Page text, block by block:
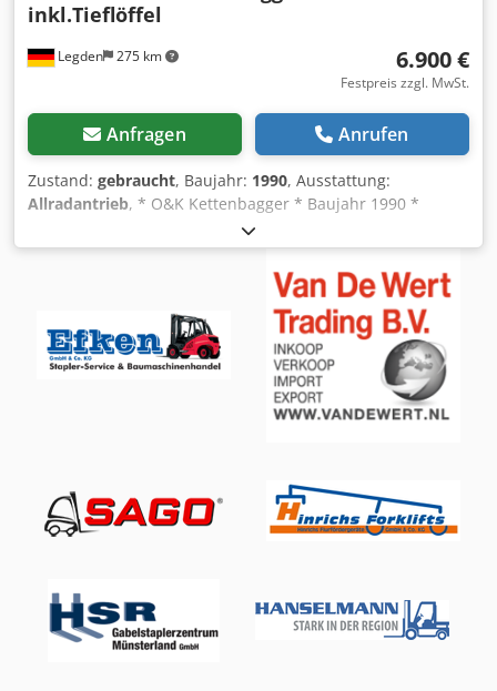
Legden 275 km
inkl.Tieflöffel
6.900 €
Festpreis zzgl. MwSt.
Anfragen Anrufen
Zustand: gebraucht, Baujahr: 1990, Ausstattung:
Allradantrieb, * O&K Kettenbagger * Baujahr 1990 *
Scheibe Defekt * Reparatur Bedürftig *
Arbeitsscheinwerfer * Tieflöffel Crsdpfx Abowpptlj Tef ----
Interne Fahrzeugnummer: 10119-----
Irrtümer&Zwischenverkauf vorbehalten